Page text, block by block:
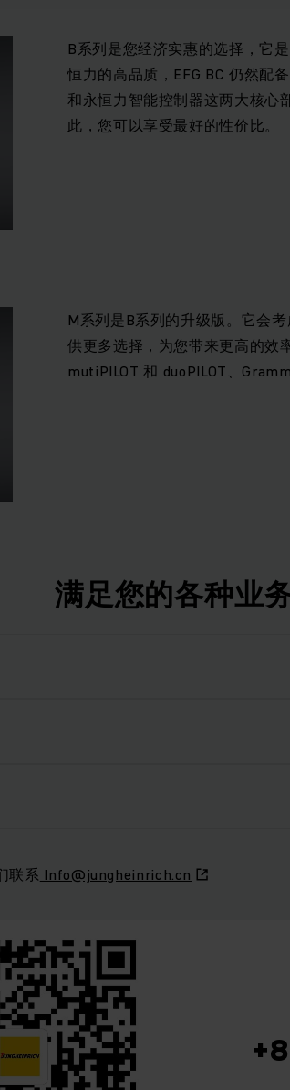
B系列是您经济实惠的选择，它
恒力的高品质，EFG BC 仍然配
和永恒力智能控制器这两大核心
此，您可以享受最好的性价比。
M系列是B系列的升级版。它会
供更多选择，为您带来更高的效
mutiPILOT 和 duoPILOT、
满足您的各种业
联系 Info@jungheinrich.cn